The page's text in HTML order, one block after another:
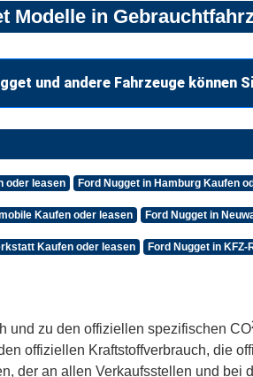
Modelle in
und andere Fahrzeuge können
oder leasen Ford Nugget in Hamburg Kaufen
Kaufen oder leasen Ford Nugget in
Kaufen oder leasen Ford Nugget in
und zu den offiziellen spezifischen CO
offiziellen Kraftstoffverbrauch, die
der an allen Verkaufsstellen und bei